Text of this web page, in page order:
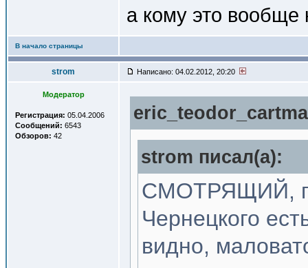
а кому это вообще
В начало страницы
strom Написано: 04.02.2012, 20:20
Модератор
Регистрация: 05.04.2006
Сообщений: 6543
Обзоров: 42
strom писал(a):
СМОТРЯЩИЙ,
Чернецкого
видно,